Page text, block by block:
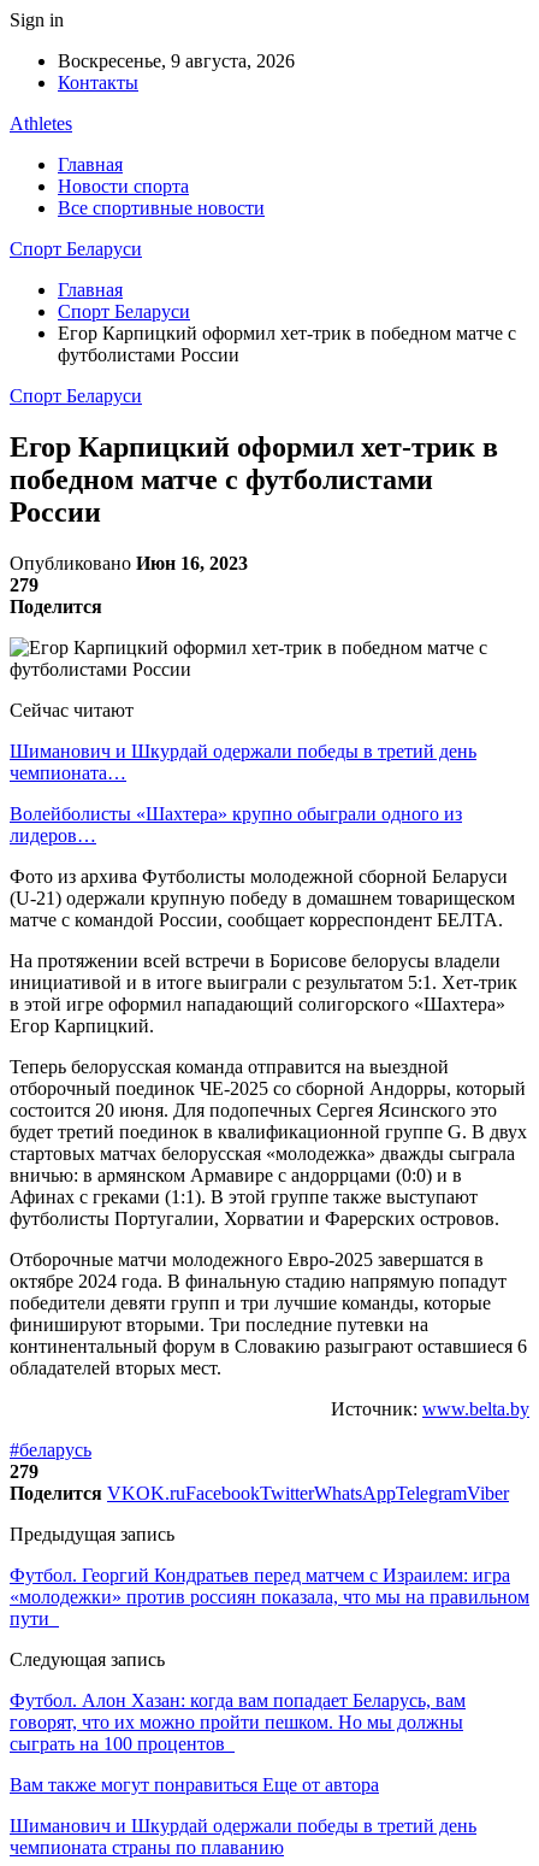
Sign in
Воскресенье, 9 августа, 2026
Контакты
Athletes
Главная
Новости спорта
Все спортивные новости
Спорт Беларуси
Главная
Спорт Беларуси
Егор Карпицкий оформил хет-трик в победном матче с
футболистами России
Спорт Беларуси
Егор Карпицкий оформил хет-трик в
победном матче с футболистами
России
Опубликовано Июн 16, 2023
279
Поделится
Сейчас читают
Шиманович и Шкурдай одержали победы в третий день
чемпионата…
Волейболисты «Шахтера» крупно обыграли одного из
лидеров…
Фото из архива Футболисты молодежной сборной Беларуси
(U-21) одержали крупную победу в домашнем товарищеском
матче с командой России, сообщает корреспондент БЕЛТА.
На протяжении всей встречи в Борисове белорусы владели
инициативой и в итоге выиграли с результатом 5:1. Хет-трик
в этой игре оформил нападающий солигорского «Шахтера»
Егор Карпицкий.
Теперь белорусская команда отправится на выездной
отборочный поединок ЧЕ-2025 со сборной Андорры, который
состоится 20 июня. Для подопечных Сергея Ясинского это
будет третий поединок в квалификационной группе G. В двух
стартовых матчах белорусская «молодежка» дважды сыграла
вничью: в армянском Армавире с андоррцами (0:0) и в
Афинах с греками (1:1). В этой группе также выступают
футболисты Португалии, Хорватии и Фарерских островов.
Отборочные матчи молодежного Евро-2025 завершатся в
октябре 2024 года. В финальную стадию напрямую попадут
победители девяти групп и три лучшие команды, которые
финишируют вторыми. Три последние путевки на
континентальный форум в Словакию разыграют оставшиеся 6
обладателей вторых мест.
Источник: www.belta.by
#беларусь
279
Поделится VKOK.ruFacebookTwitterWhatsAppTelegramViber
Предыдущая запись
Футбол. Георгий Кондратьев перед матчем с Израилем: игра
«молодежки» против россиян показала, что мы на правильном
пути
Следующая запись
Футбол. Алон Хазан: когда вам попадает Беларусь, вам
говорят, что их можно пройти пешком. Но мы должны
сыграть на 100 процентов
Вам также могут понравиться Еще от автора
Шиманович и Шкурдай одержали победы в третий день
чемпионата страны по плаванию